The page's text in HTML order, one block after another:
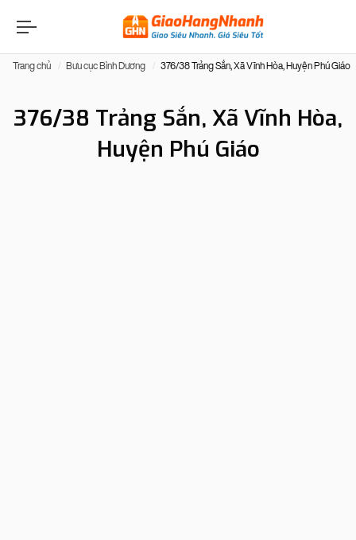
Trang chủ Bưu cục Bình Dương 376/38 Trảng Sắn, Xã Vĩnh Hòa, Huyện Phú Giáo
376/38 Trảng Sắn, Xã Vĩnh Hòa,
Huyện Phú Giáo